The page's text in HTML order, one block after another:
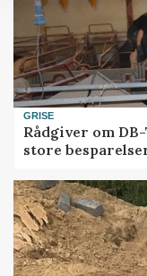
GRISE
Rådgiver om
store